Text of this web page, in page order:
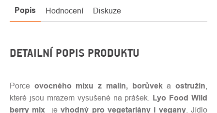
Popis Hodnocení Diskuze
DETAILNÍ POPIS PRODUKTU
Porce ovocného mixu z malin, borůveka ostružin
které jsou mrazem vysušené na prášek. Lyo Food Wild
berry mix jevhodný pro vegetariány i vegany. Jídlo